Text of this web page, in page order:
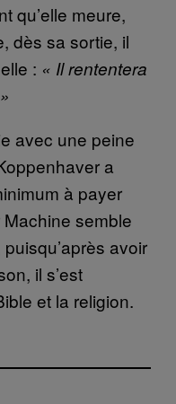
qu’elle meure,
dès sa sortie, il
: « Il rententera
avec une peine
a
à payer
Machine semble
avoir
il s’est
et la religion.